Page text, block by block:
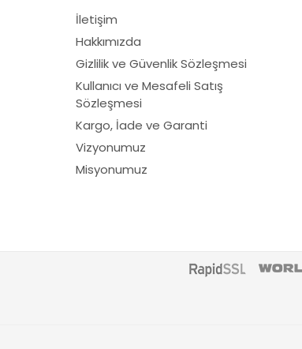
Fiskars
Fırtına
Fıskars
Gediklioğlu
GMT
Grass Mixture
İletişim
Hakkımızda
Gizlilik ve Güvenlik Sözleşmesi
Kullanıcı ve Mesafeli Satış
Sözleşmesi
Kargo, İade ve Garanti
Vizyonumuz
Misyonumuz